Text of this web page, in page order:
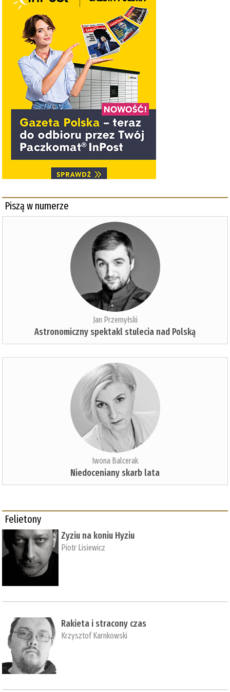
Piszą w numerze
Jan Przemyłski
Astronomiczny spektakl stulecia nad Polską
Iwona Balcerak
Niedoceniany skarb lata
Felietony
Zyziu na koniu Hyziu
Piotr Lisiewicz
Rakieta i stracony czas
Krzysztof Karnkowski